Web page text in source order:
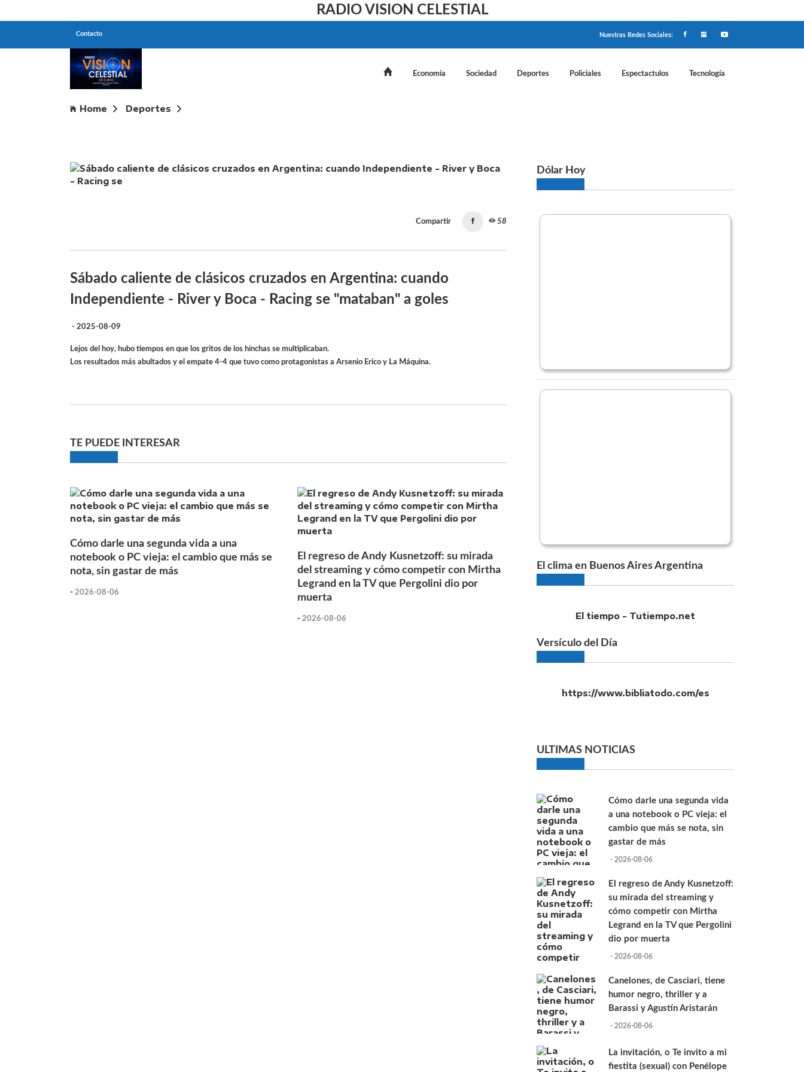
RADIO VISION CELESTIAL
Contacto Nuestras Redes Sociales:
Economia Sociedad Deportes Policiales Espectactulos Tecnología
Home
Deportes
Compartir 58
Sábado caliente de clásicos cruzados en Argentina: cuando
Independiente - River y Boca - Racing se "mataban" a goles
- 2025-08-09
Lejos del hoy, hubo tiempos en que los gritos de los hinchas se multiplicaban.
Los resultados más abultados y el empate 4-4 que tuvo como protagonistas a Arsenio Erico y La Máquina.
TE PUEDE INTERESAR
Cómo darle una segunda vida a una
notebook o PC vieja: el cambio que más se
nota, sin gastar de más
- 2026-08-06
El regreso de Andy Kusnetzoff: su mirada
del streaming y cómo competir con Mirtha
Legrand en la TV que Pergolini dio por
muerta
- 2026-08-06
Dólar Hoy
El clima en Buenos Aires Argentina
El tiempo - Tutiempo.net
Versículo del Día
https://www.bibliatodo.com/es
ULTIMAS NOTICIAS
Cómo darle una segunda vida
a una notebook o PC vieja: el
cambio que más se nota, sin
gastar de más
- 2026-08-06
El regreso de Andy Kusnetzoff:
su mirada del streaming y
cómo competir con Mirtha
Legrand en la TV que Pergolini
dio por muerta
- 2026-08-06
Canelones, de Casciari, tiene
humor negro, thriller y a
Barassi y Agustín Aristarán
- 2026-08-06
La invitación, o Te invito a mi
fiestita (sexual) con Penélope